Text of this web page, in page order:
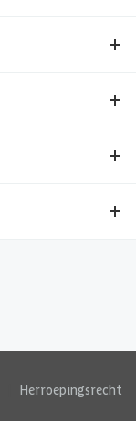
Herroepingsrecht